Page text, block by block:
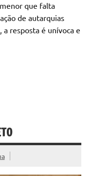
que falta
de autarquias
a resposta é unívoca e